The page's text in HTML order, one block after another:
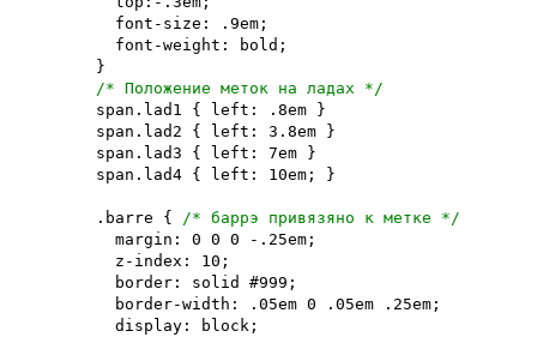
font-size: .9em;
font-weight: bold;
}
/* Положение меток на ладах */
span.lad1 { left: .8em }
span.lad2 { left: 3.8em }
span.lad3 { left: 7em }
span.lad4 { left: 10em; }
.barre { /* баррэ привязяно к метке */
margin: 0 0 0 -.25em;
z-index: 10;
border: solid #999;
border-width: .05em 0 .05em .25em;
display: block;